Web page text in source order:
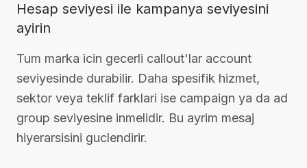
Hesap seviyesi ile kampanya seviyesini
ayirin
Tum marka icin gecerli callout'lar account
seviyesinde durabilir. Daha spesifik hizmet,
sektor veya teklif farklari ise campaign ya da ad
group seviyesine inmelidir. Bu ayrim mesaj
hiyerarsisini guclendirir.